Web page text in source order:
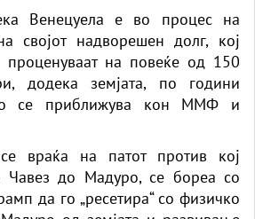
Венецуела е во процес на
својот надворешен долг, кој
проценуваат на повеќе од 150
додека земјата, по години
се приближува кон ММФ и
враќа на патот против кој
Чавез до Мадуро, се бореа со
да го „ресетира“ со физичко